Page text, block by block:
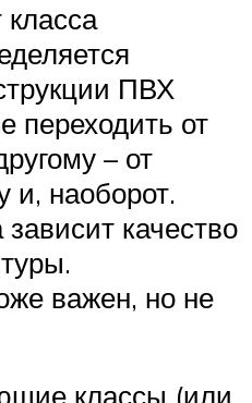
ПВХ
переходить от
– от
и, наоборот.
качество
важен, но не
классы (или